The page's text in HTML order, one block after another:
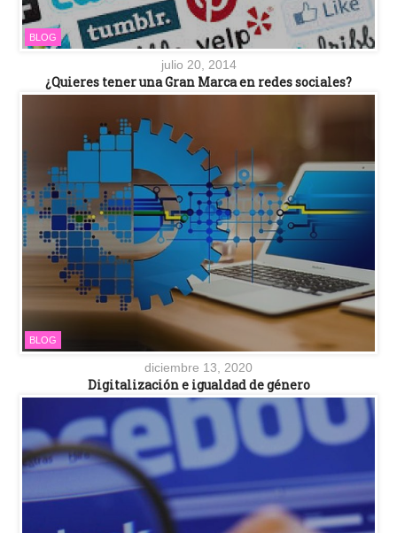
BLOG
julio 20, 2014
¿Quieres tener una Gran Marca en redes sociales?
BLOG
diciembre 13, 2020
Digitalización e igualdad de género